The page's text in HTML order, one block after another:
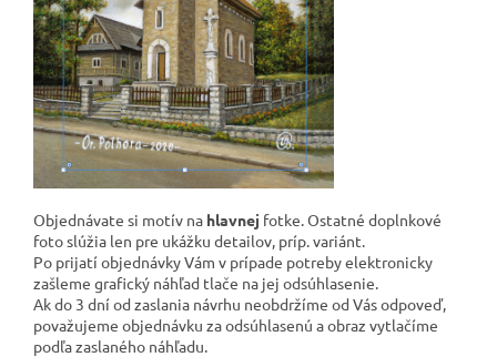
Objednávate si motív na hlavnej fotke. Ostatné doplnkové
foto slúžia len pre ukážku detailov, príp. variánt.
Po prijatí objednávky Vám v prípade potreby elektronicky
zašleme grafický náhľad tlače na jej odsúhlasenie.
Ak do 3 dní od zaslania návrhu neobdržíme od Vás odpoveď,
považujeme objednávku za odsúhlasenú a obraz vytlačíme
podľa zaslaného náhľadu.